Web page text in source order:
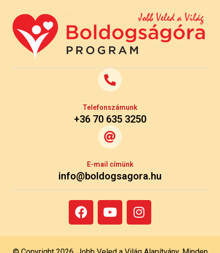
Telefonszámunk
+36 70 635 3250
E-mail címünk
info@boldogsagora.hu